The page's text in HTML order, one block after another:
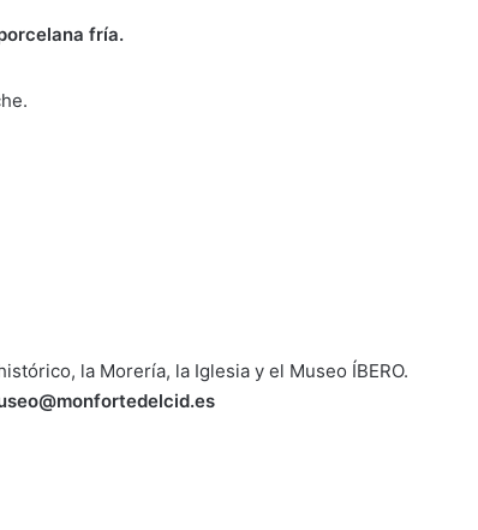
fría.
la Morería, la Iglesia y el Museo ÍBERO.